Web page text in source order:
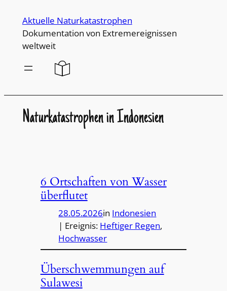
Inhalt
wechseln
Aktuelle Naturkatastrophen
Dokumentation von Extremereignissen
weltweit
Naturkatastrophen in Indonesien
6 Ortschaften von Wasser
überflutet
28.05.2026in Indonesien
| Ereignis: Heftiger Regen
Hochwasser
Überschwemmungen auf
Sulawesi